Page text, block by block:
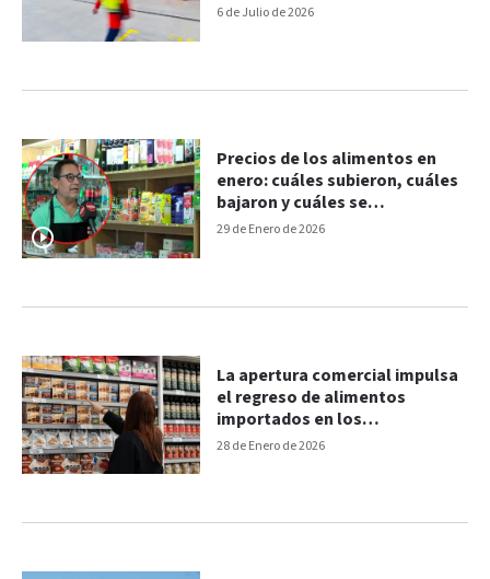
6 de Julio de 2026
29 de Enero de 2026
Precios de los alimentos en
enero: cuáles subieron, cuáles
bajaron y cuáles se
mantuvieron estables
28 de Enero de 2026
La apertura comercial impulsa
el regreso de alimentos
importados en los
supermercados